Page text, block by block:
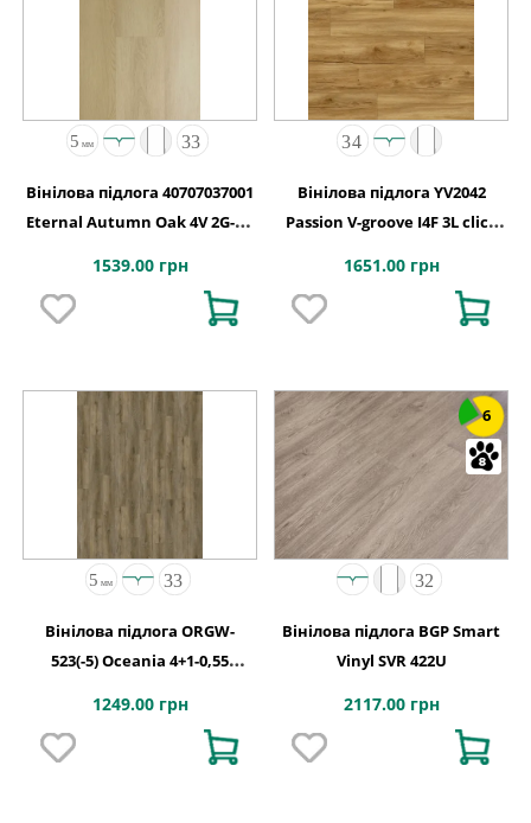
Вінілова підлога 40707037001
Eternal Autumn Oak 4V 2G-5G
1539.00 грн
Вінілова підлога YV2042
Passion V-groove I4F 3L click
1651.00 грн
Вінілова підлога ORGW-
523(-5) Oceania 4+1-0,55
1249.00 грн
6
Вінілова підлога BGP Smart
Vinyl SVR 422U
2117.00 грн